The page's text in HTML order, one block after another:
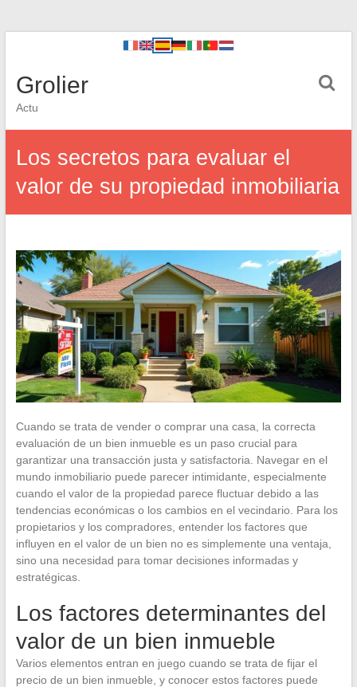
Grolier
Actu
Los secretos para evaluar el
valor de su propiedad inmobiliaria
Cuando se trata de vender o comprar una casa, la correcta
evaluación de un bien inmueble es un paso crucial para
garantizar una transacción justa y satisfactoria. Navegar en el
mundo inmobiliario puede parecer intimidante, especialmente
cuando el valor de la propiedad parece fluctuar debido a las
tendencias económicas o los cambios en el vecindario. Para los
propietarios y los compradores, entender los factores que
influyen en el valor de un bien no es simplemente una ventaja,
sino una necesidad para tomar decisiones informadas y
estratégicas.
Los factores determinantes del
valor de un bien inmueble
Varios elementos entran en juego cuando se trata de fijar el
precio de un bien inmueble, y conocer estos factores puede